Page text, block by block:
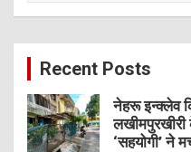
c
Recent Posts
नेहरू इन्क्लेव
‘सहयोगी’ ने